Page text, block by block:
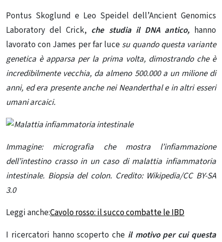
Pontus Skoglund e Leo Speidel dell’Ancient Genomics
Laboratory del Crick, che studia il DNA antico, hanno
lavorato con James per far luce su quando questa variante
genetica è apparsa per la prima volta, dimostrando che è
incredibilmente vecchia, da almeno 500.000 a un milione di
anni, ed era presente anche nei Neanderthal e in altri esseri
umani arcaici.
Immagine: micrografia che mostra l’infiammazione
dell’intestino crasso in un caso di malattia infiammatoria
intestinale. Biopsia del colon. Credito: Wikipedia/CC BY-SA
3.0
Leggi anche:Cavolo rosso: il succo combatte le IBD
I ricercatori hanno scoperto che il motivo per cui questa